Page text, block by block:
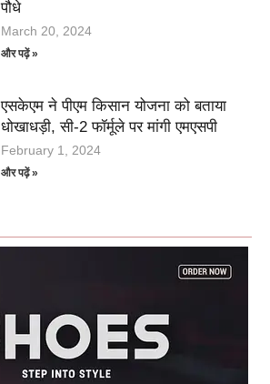
पौधे
March 20, 2024
और पढ़ें »
एसकेएम ने पीएम किसान योजना को बताया
धोखाधड़ी, सी-2 फॉर्मूले पर मांगी एमएसपी
February 1, 2024
और पढ़ें »